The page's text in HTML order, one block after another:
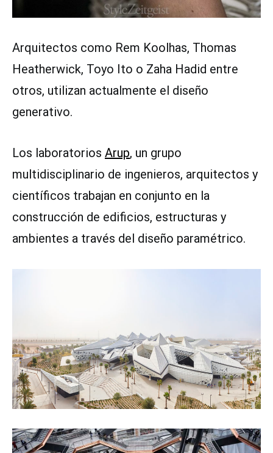
Arquitectos como Rem Koolhas, Thomas
Heatherwick, Toyo Ito o Zaha Hadid entre
otros, utilizan actualmente el diseño
generativo.
Los laboratorios Arup, un grupo
multidisciplinario de ingenieros, arquitectos y
científicos trabajan en conjunto en la
construcción de edificios, estructuras y
ambientes a través del diseño paramétrico.